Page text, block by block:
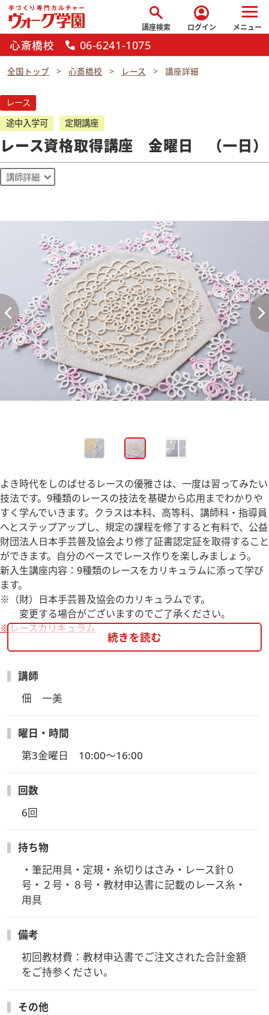
search
講座検索
account_circle
ログイン メニュー
心斎橋校 call 06-6241-1075
全国トップ 心斎橋校 レース 講座詳細
レース
途中入学可
定期講座
レース資格取得講座 金曜日 （一日）
講師詳細
よき時代をしのばせるレースの優雅さは、一度は習ってみたい
技法です。9種類のレースの技法を基礎から応用までわかりや
すく学んでいきます。クラスは本科、高等科、講師科・指導員
へとステップアップし、規定の課程を修了すると有料で、公益
財団法人日本手芸普及協会より修了証書認定証を取得すること
ができます。自分のペースでレース作りを楽しみましょう。
新入生講座内容：9種類のレースをカリキュラムに添って学び
ます。
※（財）日本手芸普及協会のカリキュラムです。
変更する場合がございますのでご了承ください。
※レースカリキュラム
続きを読む
講師
佃　一美
曜日・時間
第3金曜日　10:00～16:00
回数
6回
持ち物
・筆記用具・定規・糸切りはさみ・レース針０
号・２号・８号・教材申込書に記載のレース糸・
用具
備考
初回教材費：教材申込書でご注文された合計金額
をご持参ください。
その他